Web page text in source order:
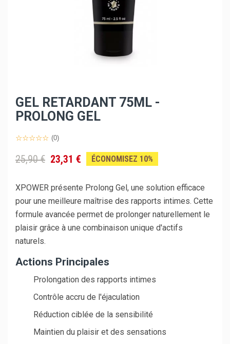
GEL RETARDANT 75ML -
PROLONG GEL
(0)
25,90 € 23,31 € ÉCONOMISEZ 10%
XPOWER présente Prolong Gel, une solution efficace
pour une meilleure maîtrise des rapports intimes. Cette
formule avancée permet de prolonger naturellement le
plaisir grâce à une combinaison unique d'actifs
naturels.
Actions Principales
Prolongation des rapports intimes
Contrôle accru de l'éjaculation
Réduction ciblée de la sensibilité
Maintien du plaisir et des sensations